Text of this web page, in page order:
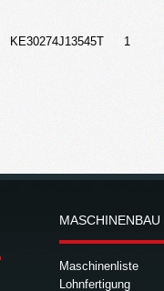
KE30274J13545T 1
MA­SCHI­NEN­BAU
Ma­schi­nen­lis­te
Lohn­fer­ti­gung